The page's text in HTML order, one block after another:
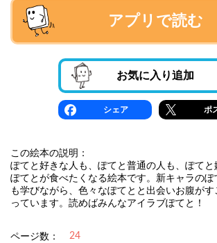
アプリで読む
お気に入り追加
シェア ポ
この絵本の説明：
ぽてと好きな人も、ぽてと普通の人も、ぽてと
ぽてとが食べたくなる絵本です。新キャラの
も学びながら、色々なぽてとと出会いお腹が
っています。読めばみんなアイラブぽてと！
ページ数： 24